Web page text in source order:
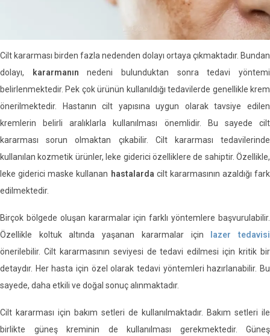
Cilt kararması birden fazla nedenden dolayı ortaya çıkmaktadır. Bundan
dolayı,
kararmanın nedeni bulunduktan sonra tedavi yöntemi
belirlenmektedir. Pek çok ürünün kullanıldığı tedavilerde genellikle krem
önerilmektedir. Hastanın cilt yapısına uygun olarak tavsiye edilen
kremlerin belirli aralıklarla kullanılması önemlidir. Bu sayede cilt
kararması sorun olmaktan çıkabilir. Cilt kararması tedavilerinde
kullanılan kozmetik ürünler, leke giderici özelliklere de sahiptir. Özellikle,
leke giderici maske kullanan hastalarda cilt kararmasının azaldığı fark
edilmektedir.
Birçok bölgede oluşan kararmalar için farklı yöntemlere başvurulabilir.
Özellikle koltuk altında yaşanan kararmalar için
lazer tedavisi
önerilebilir. Cilt kararmasının seviyesi de tedavi edilmesi için kritik bir
detaydır. Her hasta için özel olarak tedavi yöntemleri hazırlanabilir. Bu
sayede, daha etkili ve doğal sonuç alınmaktadır.
Cilt kararması için bakım setleri de kullanılmaktadır. Bakım setleri ile
birlikte güneş kreminin de kullanılması gerekmektedir. Güneş